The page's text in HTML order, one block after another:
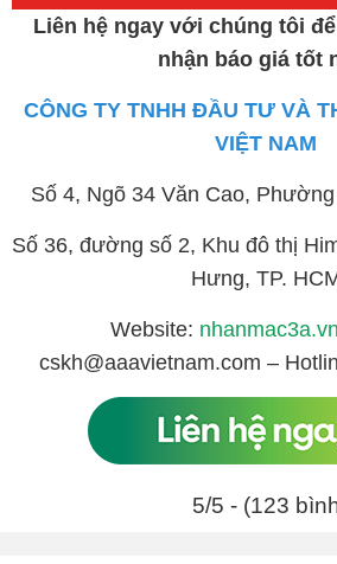
Liên hệ ngay với chúng tôi
nhận báo giá tốt
CÔNG TY TNHH ĐẦU TƯ VÀ
VIỆT NAM
Số 4, Ngõ 34 Văn Cao,
Số 36, đường số 2, Khu đô thị
Hưng, TP.
Website: nhanmac3a.vn
cskh@aaavietnam.com –
5/5 - (123